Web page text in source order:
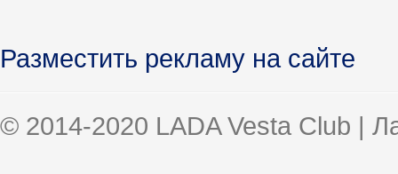
Разместить рекламу на сайте
© 2014-2020 LADA Vesta Club |